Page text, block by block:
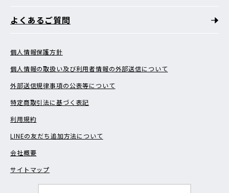
よくあるご質問
個人情報保護方針
個人情報の取扱い及び利用者情報の外部送信について
外部送信規律事項の公表等について
特定商取引法に基づく表記
利用規約
LINEの友だち追加方法について
会社概要
サイトマップ